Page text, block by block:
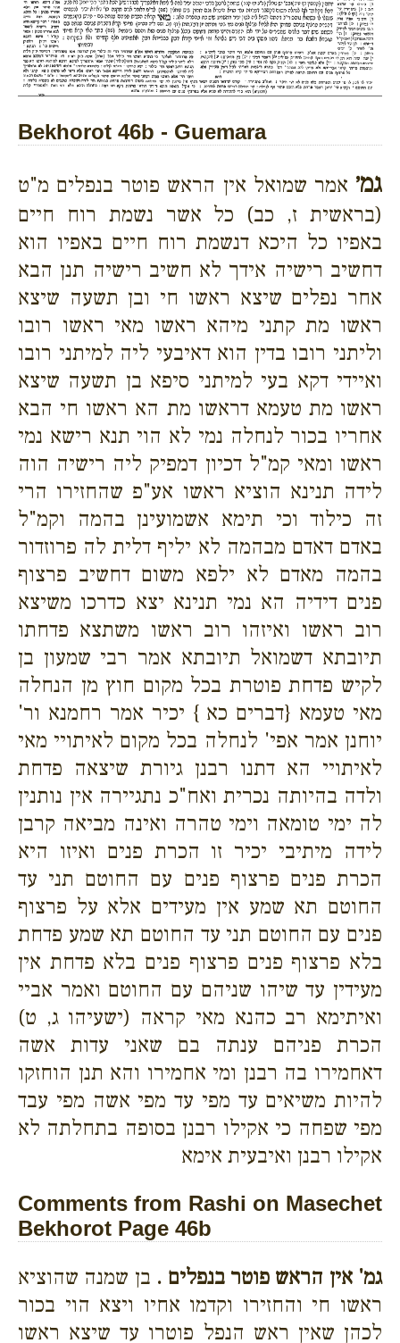
Bekhorot 46b - Guemara
גמ׳ אמר שמואל אין הראש פוטר בנפלים מ"ט
(בראשית ז, כב) כל אשר נשמת רוח חיים
באפיו כל היכא דנשמת רוח חיים באפיו הוא
דחשיב רישיה אידך לא חשיב רישיה תנן הבא
אחר נפלים שיצא ראשו חי ובן תשעה שיצא
ראשו מת קתני מיהא ראשו מאי ראשו רובו
וליתני רובו בדין הוא דאיבעי ליה למיתני רובו
ואיידי דקא בעי למיתני סיפא בן תשעה שיצא
ראשו מת טעמא דראשו מת הא ראשו חי הבא
אחריו בכור לנחלה נמי לא הוי תנא רישא נמי
ראשו ומאי קמ"ל דכיון דמפיק ליה רישיה הוה
לידה תנינא הוציא ראשו אע"פ שהחזירו הרי
זה כילוד וכי תימא אשמועינן בהמה וקמ"ל
באדם דאדם מבהמה לא יליף דלית לה פרוזדור
בהמה מאדם לא ילפא משום דחשיב פרצוף
פנים דידיה הא נמי תנינא יצא כדרכו משיצא
רוב ראשו ואיזהו רוב ראשו משתצא פדחתו
תיובתא דשמואל תיובתא אמר רבי שמעון בן
לקיש פדחת פוטרת בכל מקום חוץ מן הנחלה
מאי טעמא {דברים כא } יכיר אמר רחמנא ור'
יוחנן אמר אפי' לנחלה בכל מקום לאיתויי מאי
לאיתויי הא דתנו רבנן גיורת שיצאה פדחת
ולדה בהיותה נכרית ואח"כ נתגיירה אין נותנין
לה ימי טומאה וימי טהרה ואינה מביאה קרבן
לידה מיתיבי יכיר זו הכרת פנים ואיזו היא
הכרת פנים פרצוף פנים עם החוטם תני עד
החוטם תא שמע אין מעידים אלא על פרצוף
פנים עם החוטם תני עד החוטם תא שמע פדחת
בלא פרצוף פנים פרצוף פנים בלא פדחת אין
מעידין עד שיהו שניהם עם החוטם ואמר אביי
ואיתימא רב כהנא מאי קראה (ישעיהו ג, ט)
הכרת פניהם ענתה בם שאני עדות אשה
דאחמירו בה רבנן ומי אחמירו והא תנן הוחזקו
להיות משיאים עד מפי עד מפי אשה מפי עבד
מפי שפחה כי אקילו רבנן בסופה בתחלתה לא
אקילו רבנן ואיבעית אימא
Comments from Rashi on Masechet
Bekhorot Page 46b
גמ' אין הראש פוטר בנפלים . בן שמנה שהוציא
ראשו חי והחזירו וקדמו אחיו ויצא הוי בכור
לכהן שאין ראש הנפל פוטרו עד שיצא ראשו